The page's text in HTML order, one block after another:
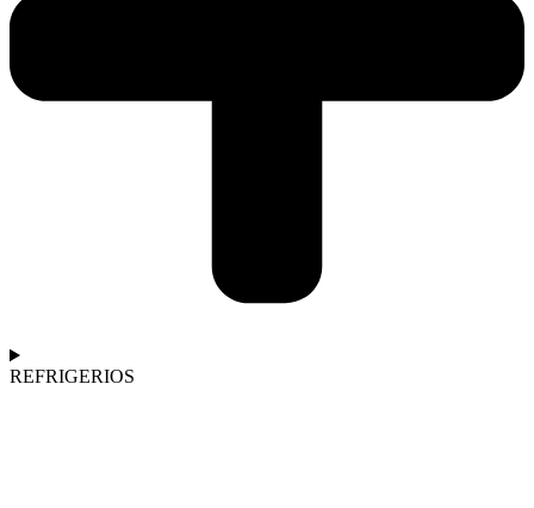
REFRIGERIOS